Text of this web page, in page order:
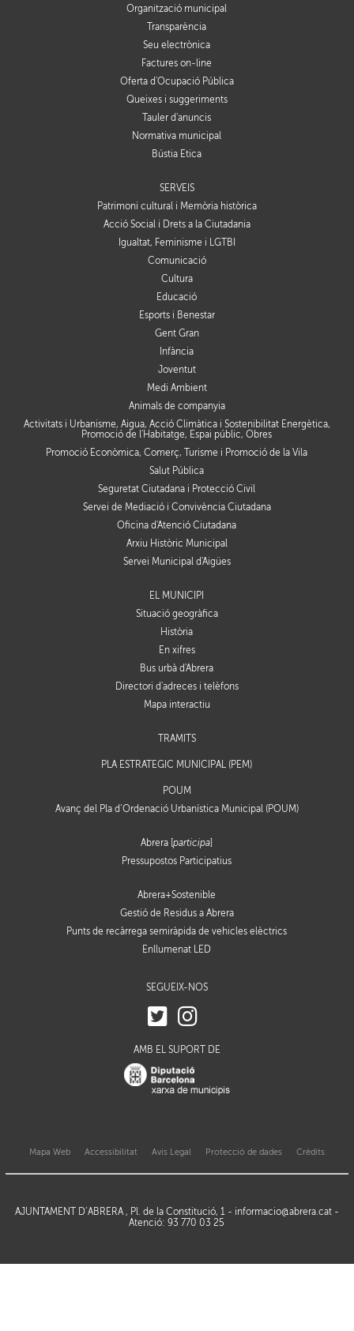
Organització municipal
Transparència
Seu electrònica
Factures on-line
Oferta d'Ocupació Pública
Queixes i suggeriments
Tauler d'anuncis
Normativa municipal
Bústia Ètica
SERVEIS
Patrimoni cultural i Memòria històrica
Acció Social i Drets a la Ciutadania
Igualtat, Feminisme i LGTBI
Comunicació
Cultura
Educació
Esports i Benestar
Gent Gran
Infància
Joventut
Medi Ambient
Animals de companyia
Activitats i Urbanisme, Aigua, Acció Climàtica i Sostenibilitat Energètica,
Promoció de l'Habitatge, Espai públic, Obres
Promoció Econòmica, Comerç, Turisme i Promoció de la Vila
Salut Pública
Seguretat Ciutadana i Protecció Civil
Servei de Mediació i Convivència Ciutadana
Oficina d'Atenció Ciutadana
Arxiu Històric Municipal
Servei Municipal d'Aigües
EL MUNICIPI
Situació geogràfica
Història
En xifres
Bus urbà d'Abrera
Directori d'adreces i telèfons
Mapa interactiu
TRÀMITS
PLA ESTRATÈGIC MUNICIPAL (PEM)
POUM
Avanç del Pla d’Ordenació Urbanística Municipal (POUM)
Abrera [participa
Pressupostos Participatius
Abrera+Sostenible
Gestió de Residus a Abrera
Punts de recàrrega semiràpida de vehicles elèctrics
Enllumenat LED
SEGUEIX-NOS
AMB EL SUPORT DE
Mapa Web Accessibilitat Avis Legal Protecció de dades Crèdits
AJUNTAMENT D’ABRERA , Pl. de la Constitució, 1 - informacio@abrera.cat-
Atenció: 93 770 03 25